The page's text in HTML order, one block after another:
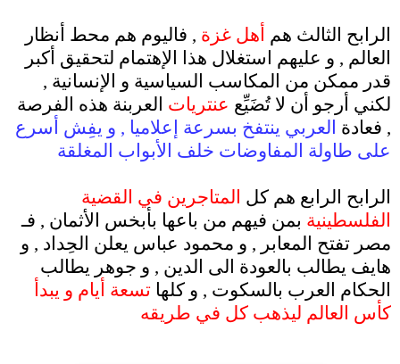
الرابح الثالث هم
أهل غزة , فاليوم هم محط أنظار
العالم , و عليهم استغلال هذا الإهتمام لتحقيق أكبر
قدر ممكن من المكاسب السياسية و الإنسانية ,
لكني أرجو أن لا تُضَيِّع عنتريات العربنة هذه الفرصة
, فعادة العربي ينتفخ بسرعة إعلاميا , و يفِش أسرع
على طاولة المفاوضات خلف الأبواب المغلقة
الرابح الرابع هم كل المتاجرين في القضية
الفلسطينية بمن فيهم من باعها بأبخس الأثمان , فـ
مصر تفتح المعابر , و محمود عباس يعلن الحِداد , و
هايف يطالب بالعودة الى الدين , و جوهر يطالب
الحكام العرب بالسكوت , و كلها تسعة أيام و يبدأ
كأس العالم ليذهب كل في طريقه